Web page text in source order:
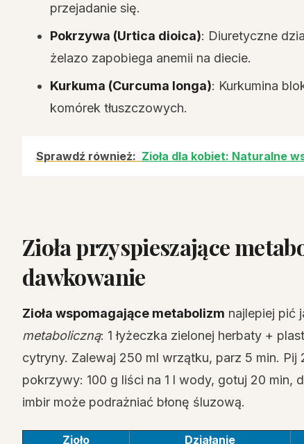
przejadanie się.
Pokrzywa (Urtica dioica): Diuretyczne
żelazo zapobiega anemii na diecie.
Kurkuma (Curcuma longa): Kurkumina
komórek tłuszczowych.
Sprawdź również: Zioła dla kobiet: Naturalne
Zioła przyspieszające
dawkowanie
Zioła wspomagające metabolizm najlepiej pić
metaboliczną: 1 łyżeczka zielonej herbaty +
cytryny. Zalewaj 250 ml wrzątku, parz 5 min. Pij
pokrzywy: 100 g liści na 1 l wody, gotuj 20 min,
imbir może podrażniać błonę śluzową.
Zioło Działanie